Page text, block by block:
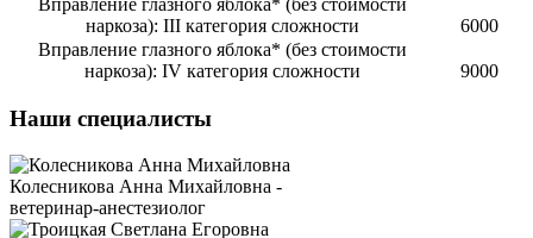
Вправление глазного яблока* (без стоимости
наркоза): III категория сложности
6000
Вправление глазного яблока* (без стоимости
наркоза): IV категория сложности
9000
Наши специалисты
Колесникова Анна Михайловна -
ветеринар-анестезиолог